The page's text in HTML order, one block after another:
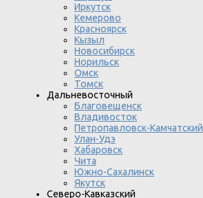
Иркутск
Кемерово
Красноярск
Кызыл
Новосибирск
Норильск
Омск
Томск
Дальневосточный
Благовещенск
Владивосток
Петропавловск-Камчатский
Улан-Удэ
Хабаровск
Чита
Южно-Сахалинск
Якутск
Северо-Кавказский